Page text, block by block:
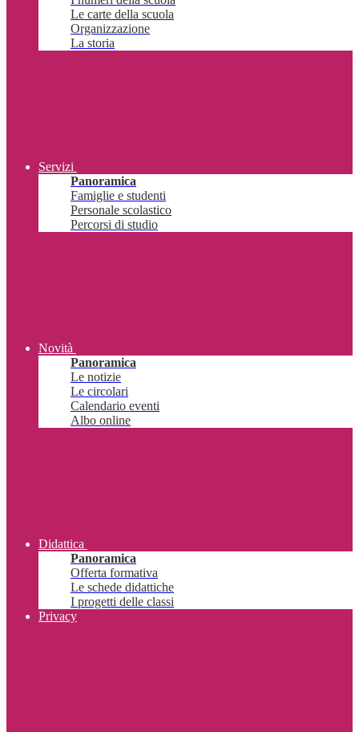
Le carte della scuola
Organizzazione
La storia
Servizi
Panoramica
Famiglie e studenti
Personale scolastico
Percorsi di studio
Novità
Panoramica
Le notizie
Le circolari
Calendario eventi
Albo online
Didattica
Panoramica
Offerta formativa
Le schede didattiche
I progetti delle classi
Privacy